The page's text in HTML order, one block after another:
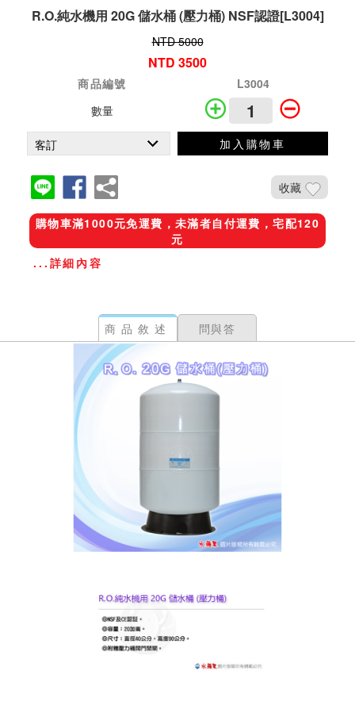
R.O.純水機用 20G 儲水桶 (壓力桶) NSF認證[L3004]
NTD 5000
NTD 3500
商品編號
L3004
數量
加入購物車
收藏
購物車滿1000元免運費，未滿者自付運費，宅配120
元
...詳細內容
商品敘述 問與答